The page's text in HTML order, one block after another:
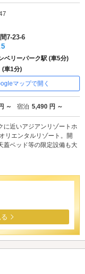
星のうち4
7-23-6
ベリーパーク駅 (車5分)
(車1分)
マップで開く
～ 宿泊 5,490 円 ～
近いアジアンリゾートホ
リエンタルリゾート。開
蓋ベッド等の限定設備も大